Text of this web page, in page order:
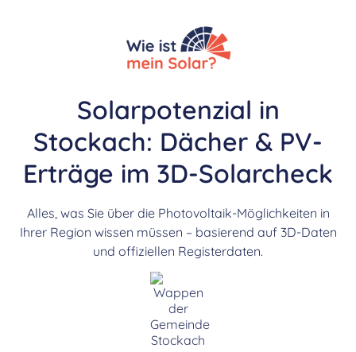
Solarpotenzial in
Stockach: Dächer & PV-
Erträge im 3D-Solarcheck
Alles, was Sie über die Photovoltaik-Möglichkeiten in
Ihrer Region wissen müssen – basierend auf 3D-Daten
und offiziellen Registerdaten.